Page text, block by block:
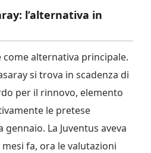
l’alternativa in
come alternativa principale.
si trova in scadenza di
per il rinnovo, elemento
le pretese
La Juventus aveva
fa, ora le valutazioni